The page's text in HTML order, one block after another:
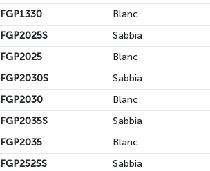
FGP1330
Blanc
FGP2025S
Sabbia
FGP2025
Blanc
FGP2030S
Sabbia
FGP2030
Blanc
FGP2035S
Sabbia
FGP2035
Blanc
FGP2525S
Sabbia